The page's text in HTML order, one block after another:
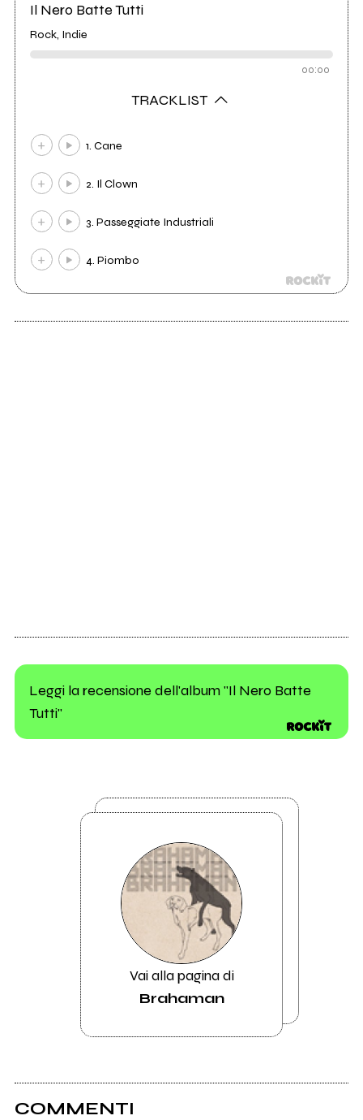
Il Nero Batte Tutti
Rock, Indie
00:00
TRACKLIST
1. Cane
2. Il Clown
3. Passeggiate Industriali
4. Piombo
Leggi la recensione dell'album "Il Nero Batte
Tutti"
Vai alla pagina di
Brahaman
COMMENTI